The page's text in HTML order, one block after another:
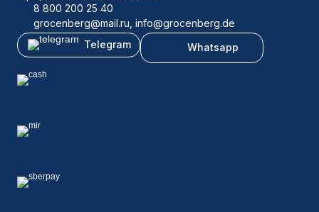
8 800 200 25 40
grocenberg@mail.ru, info@grocenberg.de
Telegram
Whatsapp